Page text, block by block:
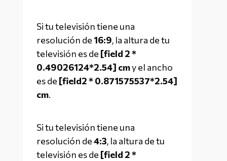
Si tu televisión tiene una
resolución de 16:9, la altura de tu
televisión es de [field 2 *
0.49026124*2.54] cm y el ancho
es de [field2 * 0.871575537*2.54]
cm.
Si tu televisión tiene una
resolución de 4:3, la altura de tu
televisión es de [field 2 *